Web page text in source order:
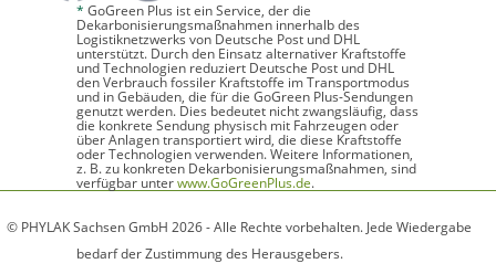
* GoGreen Plus ist ein Service, der die
Dekarbonisierungsmaßnahmen innerhalb des
Logistiknetzwerks von Deutsche Post und DHL
unterstützt. Durch den Einsatz alternativer Kraftstoffe
und Technologien reduziert Deutsche Post und DHL
den Verbrauch fossiler Kraftstoffe im Transportmodus
und in Gebäuden, die für die GoGreen Plus-Sendungen
genutzt werden. Dies bedeutet nicht zwangsläufig, dass
die konkrete Sendung physisch mit Fahrzeugen oder
über Anlagen transportiert wird, die diese Kraftstoffe
oder Technologien verwenden. Weitere Informationen,
z. B. zu konkreten Dekarbonisierungsmaßnahmen, sind
verfügbar unterwww.GoGreenPlus.de.
© PHYLAK Sachsen GmbH 2026 - Alle Rechte vorbehalten. Jede Wiedergabe
bedarf der Zustimmung des Herausgebers.